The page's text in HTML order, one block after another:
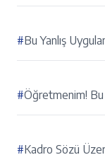
#Bu Yanlış
#Öğretmenim!
#Kadro Sözü